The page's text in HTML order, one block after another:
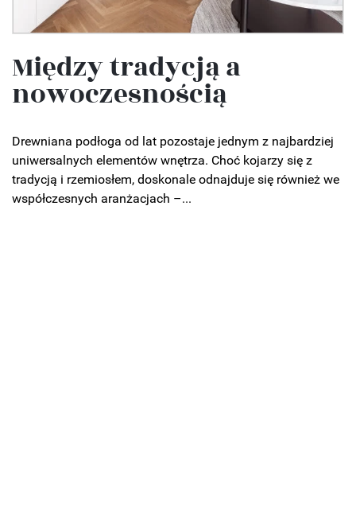
Między tradycją a
nowoczesnością
Drewniana podłoga od lat pozostaje jednym z najbardziej
uniwersalnych elementów wnętrza. Choć kojarzy się z
tradycją i rzemiosłem, doskonale odnajduje się również we
współczesnych aranżacjach –...